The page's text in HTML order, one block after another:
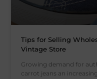
Tips for Selling
Vintage Store
Growing demand for
carrot jeans an